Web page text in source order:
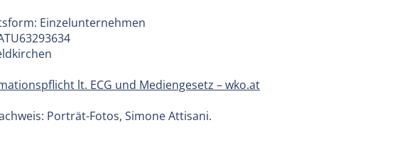
Einzelunternehmen
lt. ECG und Mediengesetz – wko.at
Porträt-Fotos, Simone Attisani.